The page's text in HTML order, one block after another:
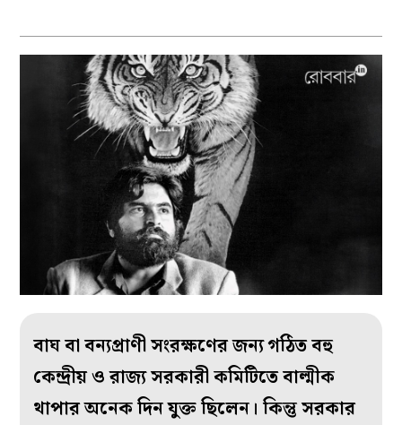
বাঘ বা বন্যপ্রাণী সংরক্ষণের জন্য গঠিত বহু
কেন্দ্রীয় ও রাজ্য সরকারী কমিটিতে বাল্মীক
থাপার অনেক দিন যুক্ত ছিলেন। কিন্তু সরকার